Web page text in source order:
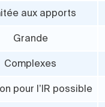
aux apports
Grande
Complexes
pour l’IR possible